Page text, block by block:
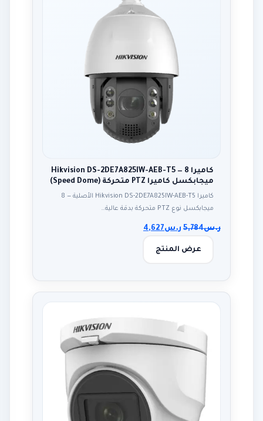
كاميرا Hikvision DS-2DE7A825IW-AEB-T5 — 8
ميجابكسل كاميرا PTZ متحركة (Speed Dome)
كاميرا Hikvision DS-2DE7A825IW-AEB-T5 الأصلية — 8
ميجابكسل نوع PTZ متحركة بدقة عالية…
ر.س5,784 ر.س4,627
عرض المنتج